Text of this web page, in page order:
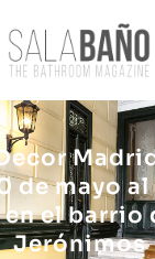
de mayo al
el barrio
Jerónimos